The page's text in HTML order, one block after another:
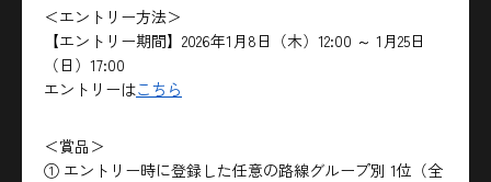
＜エントリー方法＞
【エントリー期間】2026年1月8日（木）12:00 ～ 1月25日
（日）17:00
エントリーはこちら
＜賞品＞
① エントリー時に登録した任意の路線グループ別 1位（全